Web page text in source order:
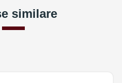
similare